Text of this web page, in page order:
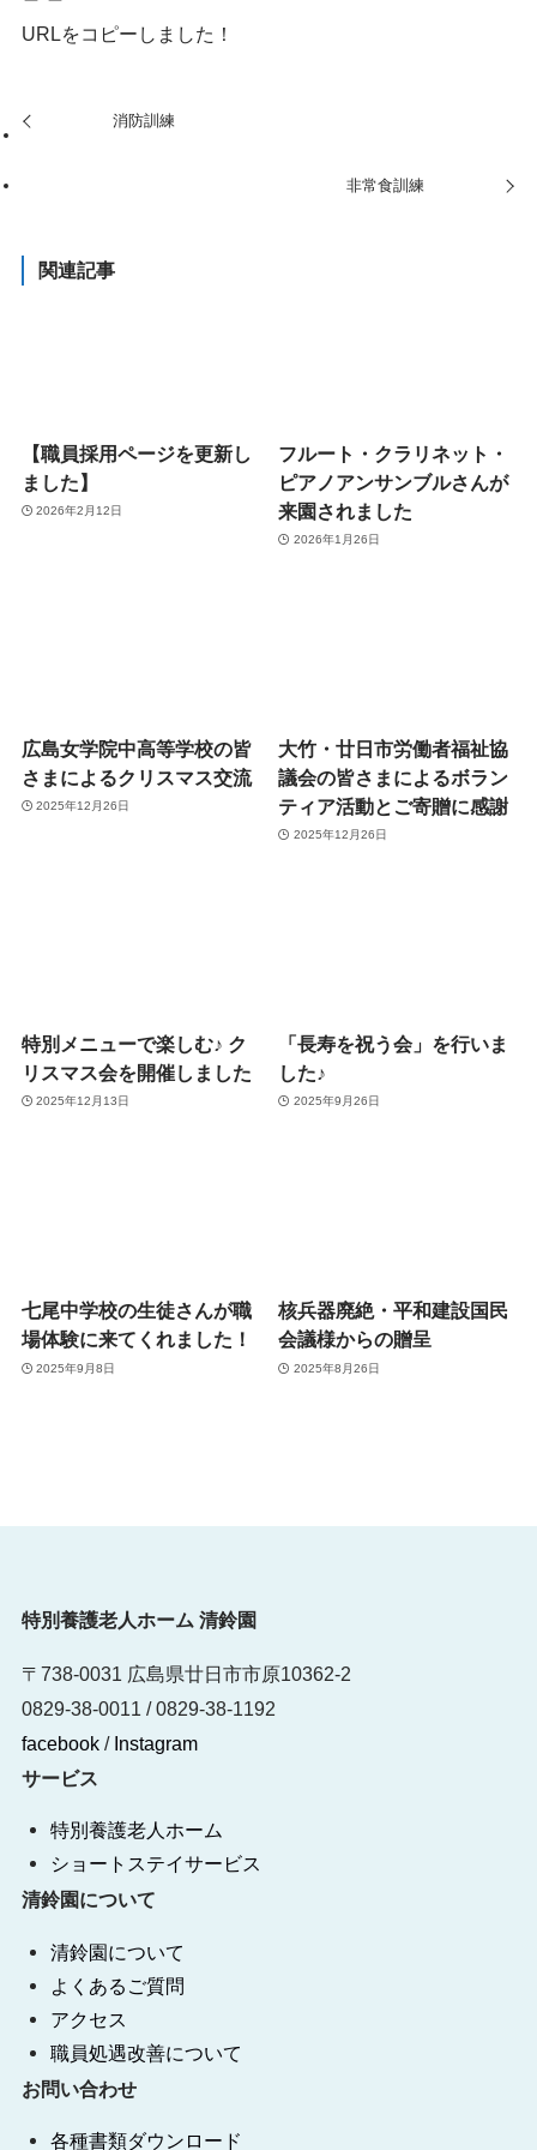
URLをコピーしました！
消防訓練
非常食訓練
関連記事
【職員採用ページを更新し
ました】
2026年2月12日
フルート・クラリネット・
ピアノアンサンブルさんが
来園されました
2026年1月26日
広島女学院中高等学校の皆
さまによるクリスマス交流
2025年12月26日
大竹・廿日市労働者福祉協
議会の皆さまによるボラン
ティア活動とご寄贈に感謝
2025年12月26日
特別メニューで楽しむ♪ ク
リスマス会を開催しました
2025年12月13日
「長寿を祝う会」を行いま
した♪
2025年9月26日
七尾中学校の生徒さんが職
場体験に来てくれました！
2025年9月8日
核兵器廃絶・平和建設国民
会議様からの贈呈
2025年8月26日
特別養護老人ホーム 清鈴園
〒738-0031 広島県廿日市市原10362-2
0829-38-0011 /0829-38-1192
facebook/ Instagram
サービス
特別養護老人ホーム
ショートステイサービス
清鈴園について
清鈴園について
よくあるご質問
アクセス
職員処遇改善について
お問い合わせ
各種書類ダウンロード